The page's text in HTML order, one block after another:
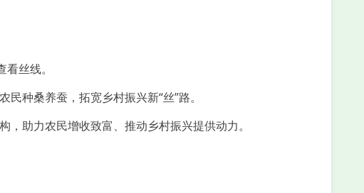
丝线。
种桑养蚕，拓宽乡村振兴新“丝”路。
助力农民增收致富、推动乡村振兴提供动力。